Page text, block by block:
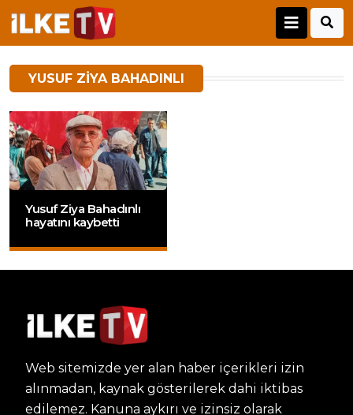
YUSUF ZIYA BAHADINLI
Yusuf Ziya Bahadınlı
hayatını kaybetti
Web sitemizde yer alan haber içerikleri izin
alınmadan, kaynak gösterilerek dahi iktibas
edilemez. Kanuna aykırı ve izinsiz olarak